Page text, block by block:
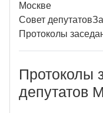
Москве
Совет депутатов
Протоколы
Протоколы
депутатов